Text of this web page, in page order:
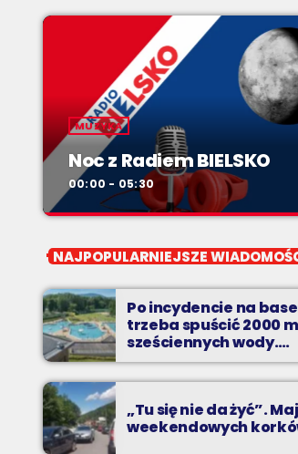
MUZYKA
Noc z Radiem BIELSKO
00:00 - 05:30
Noc z Radiem BIELSKO
to właśnie nocą można "upolować" na
antenie prawdziwe muzyczne perełki.
NAJPOPULARNIEJSZE
Po incydencie na
trzeba spuścić 2000
sześciennych wody.
„Ogromne koszty i
praca”
„Tu się nie da żyć”.
weekendowych